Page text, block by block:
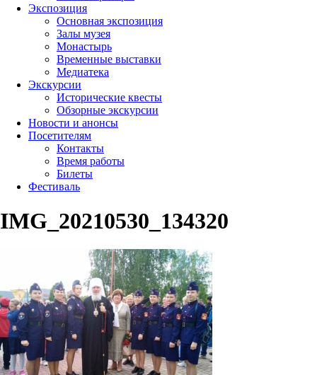
Экспозиция
Основная экспозиция
Залы музея
Монастырь
Временные выставки
Медиатека
Экскурсии
Исторические квесты
Обзорные экскурсии
Новости и анонсы
Посетителям
Контакты
Время работы
Билеты
Фестиваль
IMG_20210530_134320